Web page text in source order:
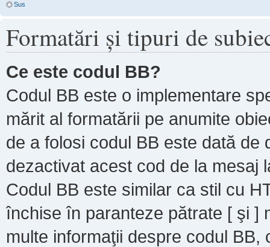
Sus
Formatări şi tipuri de
Ce este codul BB?
Codul BB este o implementare
mărit al formatării pe anumite
de a folosi codul BB este dată de
dezactivat acest cod de la mesaj
Codul BB este similar ca stil cu
închise în paranteze pătrate [ şi ]
multe informaţii despre codul